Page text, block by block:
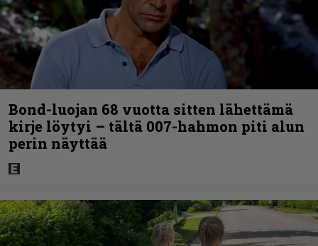
Bond-luojan 68 vuotta sitten lähettämä
kirje löytyi – tältä 007-hahmon piti alun
perin näyttää